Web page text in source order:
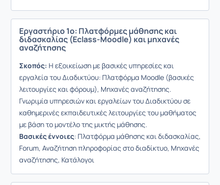
Εργαστήριο 1ο: Πλατφόρμες μάθησης και
διδασκαλίας (Eclass-Moodle) και μηχανές
αναζήτησης
Σκοπός: Η εξοικείωση με βασικές υπηρεσίες και
εργαλεία του Διαδικτύου: Πλατφόρμα Moodle (βασικές
λειτουργίες και φόρουμ), Μηχανές αναζήτησης.
Γνωριμία υπηρεσιών και εργαλείων του Διαδικτύου σε
καθημερινές εκπαιδευτικές λειτουργίες του μαθήματος
με βάση το μοντέλο της μικτής μάθησης.
Βασικές έννοιες: Πλατφόρμα μάθησης και διδασκαλίας,
Forum, Αναζήτηση πληροφορίας στο διαδίκτυο, Μηχανές
αναζήτησης, Κατάλογοι